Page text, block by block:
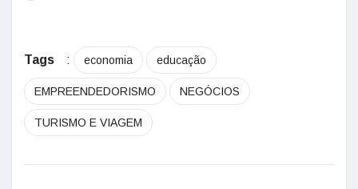
Tags : economia educação
EMPREENDEDORISMO NEGÓCIOS
TURISMO E VIAGEM